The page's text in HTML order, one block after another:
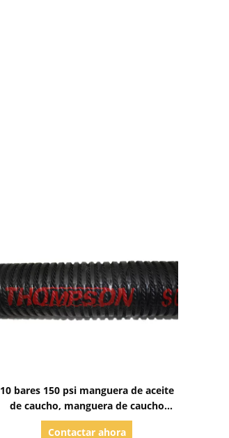
10 bares 150 psi manguera de aceite
de caucho, manguera de caucho
resistente al aceite
Contactar ahora